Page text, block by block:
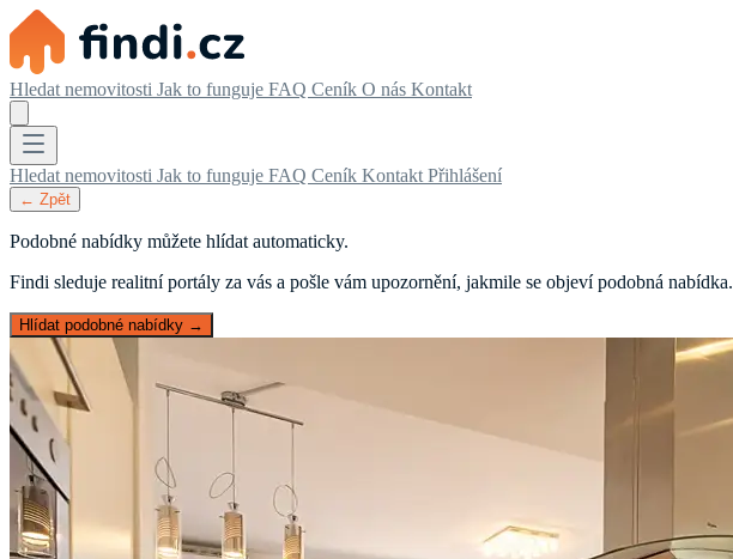
Hledat nemovitosti Jak to funguje FAQ Ceník O nás Kontakt
Hledat nemovitosti Jak to funguje FAQ Ceník Kontakt Přihlášení
← Zpět
Podobné nabídky můžete hlídat automaticky.
Findi sleduje realitní portály za vás a pošle vám upozornění, jakmile se objeví podobná nabídka.
Hlídat podobné nabídky →